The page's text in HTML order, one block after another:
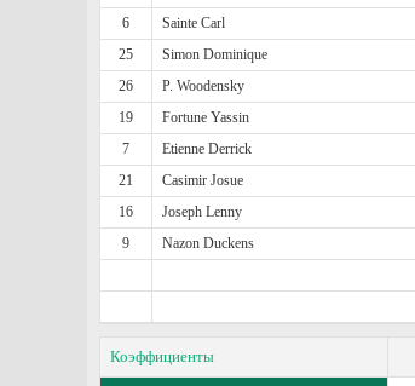
6
Sainte Carl
25
Simon Dominique
26
P. Woodensky
19
Fortune Yassin
7
Etienne Derrick
21
Casimir Josue
16
Joseph Lenny
9
Nazon Duckens
Коэффициенты